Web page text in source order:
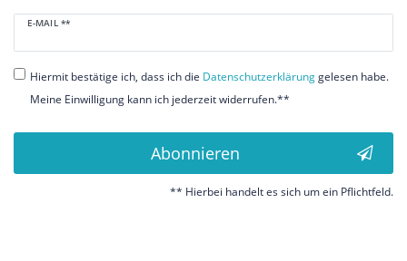
E-MAIL **
Newsletter
Honig
Hiermit bestätige ich, dass ich die Daten­schutz­erklärunggelesen habe.
Meine Einwilligung kann ich jederzeit widerrufen.**
Abonnieren
** Hierbei handelt es sich um ein Pflichtfeld.